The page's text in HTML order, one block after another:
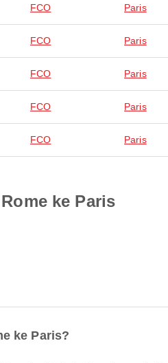
FCO Paris
FCO Paris
FCO Paris
FCO Paris
FCO Paris
ke Paris
ke Paris?